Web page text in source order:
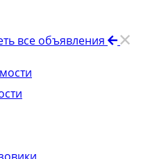
все объявления